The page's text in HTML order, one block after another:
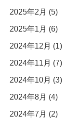
2025年2月 (5)
2025年1月 (6)
2024年12月 (1)
2024年11月 (7)
2024年10月 (3)
2024年8月 (4)
2024年7月 (2)